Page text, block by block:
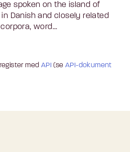
spoken on the island of
Danish and closely related
word...
med API (seAPI-dokument